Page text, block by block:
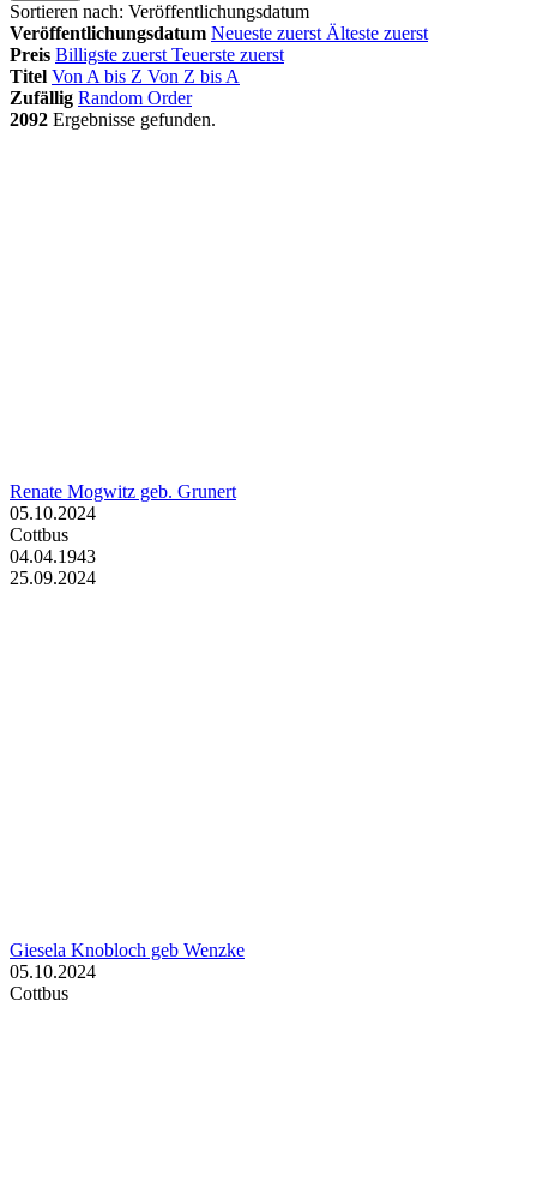
Sortieren nach: Veröffentlichungsdatum
Veröffentlichungsdatum Neueste zuerst Älteste zuerst
Preis Billigste zuerst Teuerste zuerst
Titel Von A bis Z Von Z bis A
Zufällig Random Order
2092 Ergebnisse gefunden.
Renate Mogwitz geb. Grunert
05.10.2024
Cottbus
04.04.1943
25.09.2024
Giesela Knobloch geb Wenzke
05.10.2024
Cottbus